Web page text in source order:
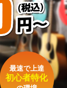
最速で上達
初心者特化